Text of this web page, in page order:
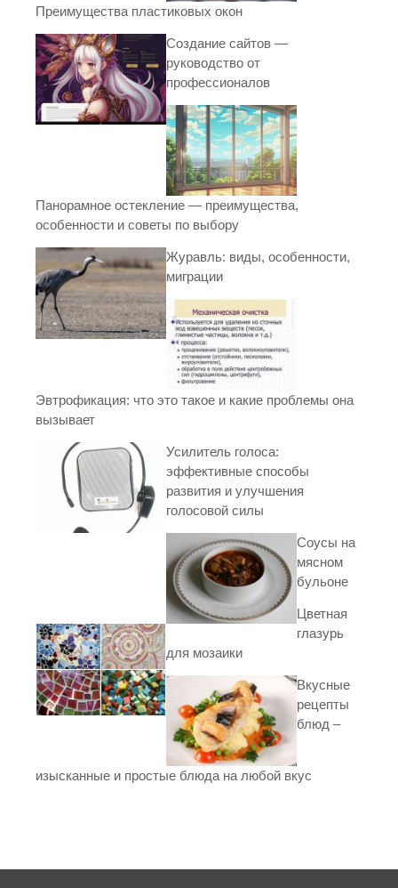
Преимущества пластиковых окон
Создание сайтов —
руководство от
профессионалов
Панорамное остекление — преимущества,
особенности и советы по выбору
Журавль: виды, особенности,
миграции
Эвтрофикация: что это такое и какие проблемы она
вызывает
Усилитель голоса:
эффективные способы
развития и улучшения
голосовой силы
Соусы на
мясном
бульоне
Цветная
глазурь
для мозаики
Вкусные
рецепты
блюд –
изысканные и простые блюда на любой вкус